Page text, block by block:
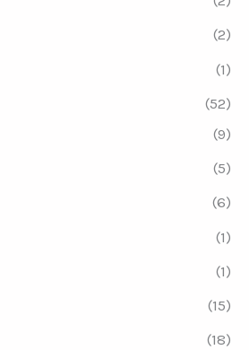
(2)
(1)
(52)
(9)
(5)
(6)
(1)
(1)
(15)
(18)